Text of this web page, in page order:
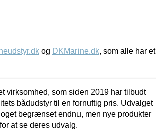
og DKMarine.dk, som alle har et
virksomhed, som siden 2019 har tilbudt
bådudstyr til en fornuftig pris. Udvalget
begrænset endnu, men nye produkter
at se deres udvalg.